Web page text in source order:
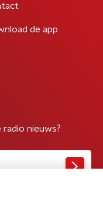
de app
nieuws?